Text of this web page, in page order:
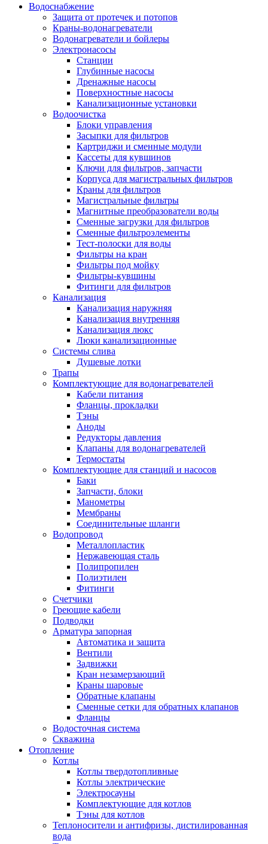
Строительные товары
Все для бани
Полезные статьи
Новости и Акции
Оплата и доставка
Сервис-центр
Адреса Сервис-центров
Обмен и возврат товара
Вакансии
Водоснабжение
Защита от протечек и потопов
Краны-водонагреватели
Водонагреватели и бойлеры
Электронасосы
Станции
Глубинные насосы
Дренажные насосы
Поверхностные насосы
Канализационные установки
Водоочистка
Блоки управления
Засыпки для фильтров
Картриджи и сменные модули
Кассеты для кувшинов
Ключи для фильтров, запчасти
Корпуса для магистральных фильтров
Краны для фильтров
Магистральные фильтры
Магнитные преобразователи воды
Сменные загрузки для фильтров
Сменные фильтроэлементы
Тест-полоски для воды
Фильтры на кран
Фильтры под мойку
Фильтры-кувшины
Фитинги для фильтров
Канализация
Канализация наружняя
Канализация внутренняя
Канализация люкс
Люки канализационные
Системы слива
Душевые лотки
Трапы
Комплектующие для водонагревателей
Кабели питания
Фланцы, прокладки
Тэны
Аноды
Редукторы давления
Клапаны для водонагревателей
Термостаты
Комплектующие для станций и насосов
Баки
Запчасти, блоки
Манометры
Мембраны
Соединительные шланги
Водопровод
Металлопластик
Нержавеющая сталь
Полипропилен
Полиэтилен
Фитинги
Счетчики
Греющие кабели
Подводки
Арматура запорная
Автоматика и защита
Вентили
Задвижки
Кран незамерзающий
Краны шаровые
Обратные клапаны
Сменные сетки для обратных клапанов
Фланцы
Водосточная система
Скважина
Отопление
Котлы
Котлы твердотопливные
Котлы электрические
Электросауны
Комплектующие для котлов
Тэны для котлов
Теплоносители и антифризы, дистилированная
вода